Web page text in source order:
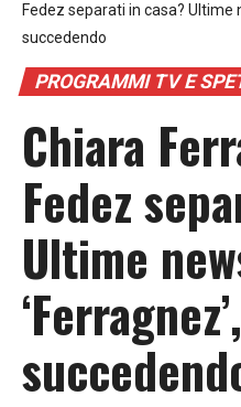
Fedez separati in casa? Ultime
succedendo
PROGRAMMI TV E
Chiara
Fedez
Ultime